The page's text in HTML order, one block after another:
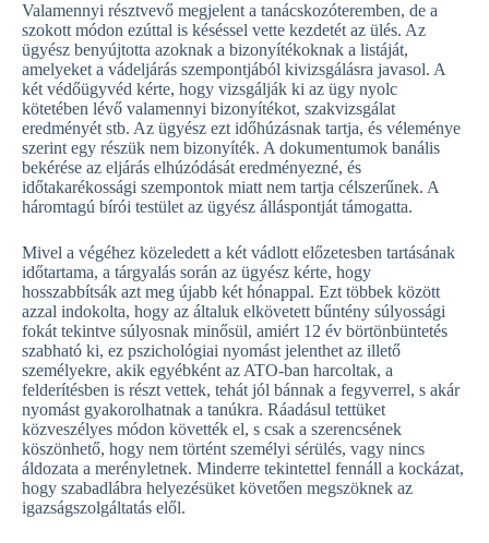
Valamennyi résztvevő megjelent a tanácskozóteremben, de a
szokott módon ezúttal is késéssel vette kezdetét az ülés. Az
ügyész benyújtotta azoknak a bizonyítékoknak a listáját,
amelyeket a vádeljárás szempontjából kivizsgálásra javasol. A
két védőügyvéd kérte, hogy vizsgálják ki az ügy nyolc
kötetében lévő valamennyi bizonyítékot, szakvizsgálat
eredményét stb. Az ügyész ezt időhúzásnak tartja, és véleménye
szerint egy részük nem bizonyíték. A dokumentumok banális
bekérése az eljárás elhúzódását eredményezné, és
időtakarékossági szempontok miatt nem tartja célszerűnek. A
háromtagú bírói testület az ügyész álláspontját támogatta.
Mivel a végéhez közeledett a két vádlott előzetesben tartásának
időtartama, a tárgyalás során az ügyész kérte, hogy
hosszabbítsák azt meg újabb két hónappal. Ezt többek között
azzal indokolta, hogy az általuk elkövetett bűntény súlyossági
fokát tekintve súlyosnak minősül, amiért 12 év börtönbüntetés
szabható ki, ez pszichológiai nyomást jelenthet az illető
személyekre, akik egyébként az ATO-ban harcoltak, a
felderítésben is részt vettek, tehát jól bánnak a fegyverrel, s akár
nyomást gyakorolhatnak a tanúkra. Ráadásul tettüket
közveszélyes módon követték el, s csak a szerencsének
köszönhető, hogy nem történt személyi sérülés, vagy nincs
áldozata a merényletnek. Minderre tekintettel fennáll a kockázat,
hogy szabadlábra helyezésüket követően megszöknek az
igazságszolgáltatás elől.